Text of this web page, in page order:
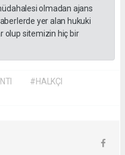
olmadan ajans
yer alan hukuki
olup sitemizin hiç bir
#HALKÇI